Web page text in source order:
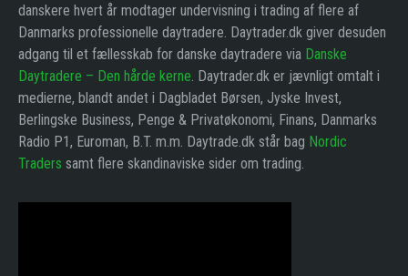
danskere hvert år modtager undervisning i trading af flere af
Danmarks professionelle daytradere. Daytrader.dk giver desuden
adgang til et fællesskab for danske daytradere via Danske
Daytradere – Den hårde kerne. Daytrader.dk er jævnligt omtalt i
medierne, blandt andet i Dagbladet Børsen, Jyske Invest,
Berlingske Business, Penge & Privatøkonomi, Finans, Danmarks
Radio P1, Euroman, B.T. m.m. Daytrade.dk står bag Nordic
Traders samt flere skandinaviske sider om trading.